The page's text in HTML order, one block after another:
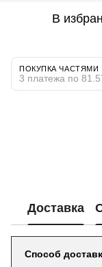
В
ПОКУПКА ЧАСТЯМИ
3 платежа по
Доставка
Способ